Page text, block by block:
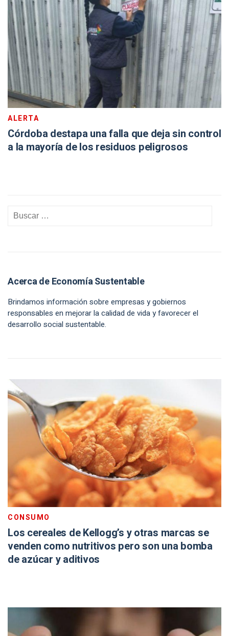
ALERTA
Córdoba destapa una falla que deja sin control
a la mayoría de los residuos peligrosos
Acerca de Economía Sustentable
Brindamos información sobre empresas y gobiernos
responsables en mejorar la calidad de vida y favorecer el
desarrollo social sustentable.
CONSUMO
Los cereales de Kellogg’s y otras marcas se
venden como nutritivos pero son una bomba
de azúcar y aditivos